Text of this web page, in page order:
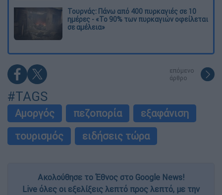
Τουρνάς: Πάνω από 400 πυρκαγιές σε 10
ημέρες - «Το 90% των πυρκαγιών οφείλεται
σε αμέλεια»
επόμενο
άρθρο
#TAGS
Αμοργός πεζοπορία
εξαφάνιση
τουρισμός
ειδήσεις τώρα
Ακολούθησε το Έθνος στο Google News!
Live όλες οι εξελίξεις λεπτό προς λεπτό, με την